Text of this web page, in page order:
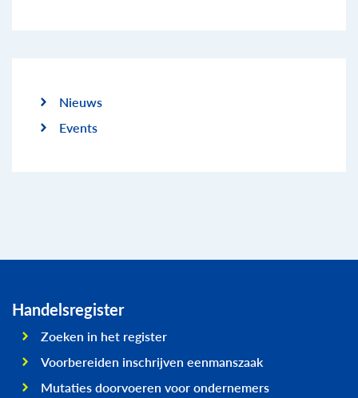
Nieuws
Events
Handelsregister
Zoeken in het register
Voorbereiden inschrijven eenmanszaak
Mutaties doorvoeren voor ondernemers